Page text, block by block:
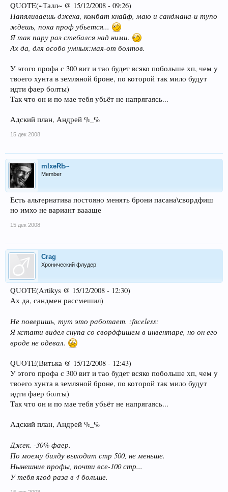
QUOTE(~Талл~ @ 15/12/2008 - 09:26)
Напяливаешь джека, комбат кнайф, маю и сандмана-и тупо
ждешь, пока проф убьется...
Я так пару раз стебался над ними.
Ах да, для особо умных:мая-от болтов.
У этого профа с 300 вит и тао будет всяко побольше хп, чем у
твоего хунта в земляной броне, по которой так мило будут
идти фаер болты)
Так что он и по мае тебя убьёт не напрягаясь...
Адский план, Андрей %_%
15 дек 2008
mIxeRЬ~
Member
Есть альтернатива постояно менять брони пасана\свордфиш
но имхо не вариант ваааще
15 дек 2008
Crag
Хронический флудер
QUOTE(Artikys @ 15/12/2008 - 12:30)
Ах да, сандмен рассмешил)
Не поверишь, тут это работает. :faceless:
Я кстати видел снупа со свордфишем в инвентаре, но он его
вроде не одевал.
QUOTE(Витька @ 15/12/2008 - 12:43)
У этого профа с 300 вит и тао будет всяко побольше хп, чем у
твоего хунта в земляной броне, по которой так мило будут
идти фаер болты)
Так что он и по мае тебя убьёт не напрягаясь...
Адский план, Андрей %_%
Джек. -30% фаер.
По моему билду выходит стр 500, не меньше.
Нынешние профы, почти все-100 стр...
У тебя ягод раза в 4 больше.